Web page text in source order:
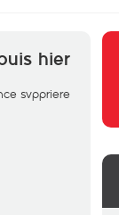
hier
svppriere